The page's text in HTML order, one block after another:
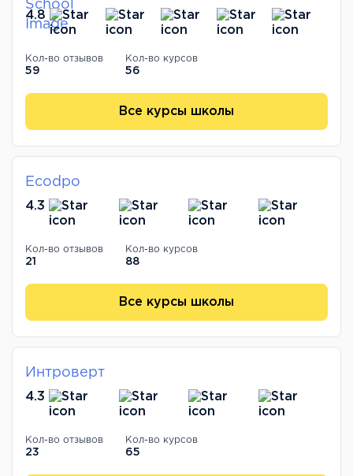
4.8
Кол-во отзывов
59
Кол-во курсов
56
Все курсы школы
Ecodpo
4.3
Кол-во отзывов
21
Кол-во курсов
88
Все курсы школы
Интроверт
4.3
Кол-во отзывов
23
Кол-во курсов
65